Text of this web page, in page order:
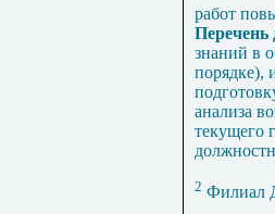
работ
знаний в
порядке),
анализа
текущего
2 Филиал